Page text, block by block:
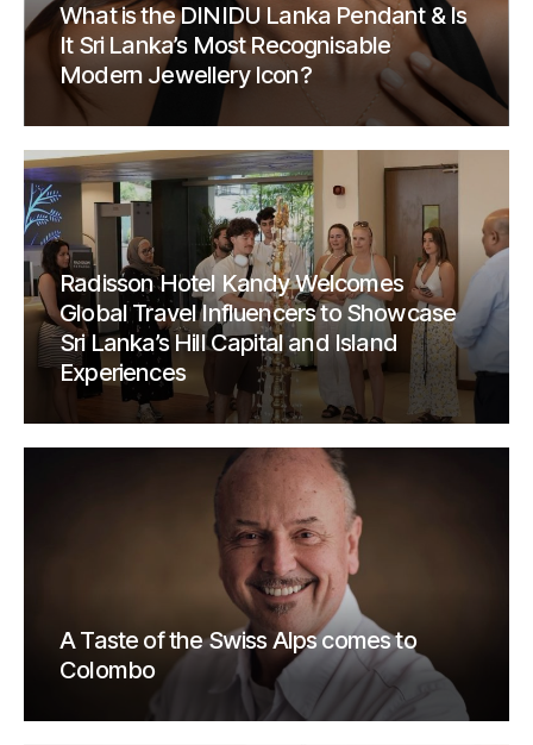
What is the DINIDU Lanka Pendant & Is
It Sri Lanka’s Most Recognisable
Modern Jewellery Icon?
Radisson Hotel Kandy Welcomes
Global Travel Influencers to Showcase
Sri Lanka’s Hill Capital and Island
Experiences
A Taste of the Swiss Alps comes to
Colombo